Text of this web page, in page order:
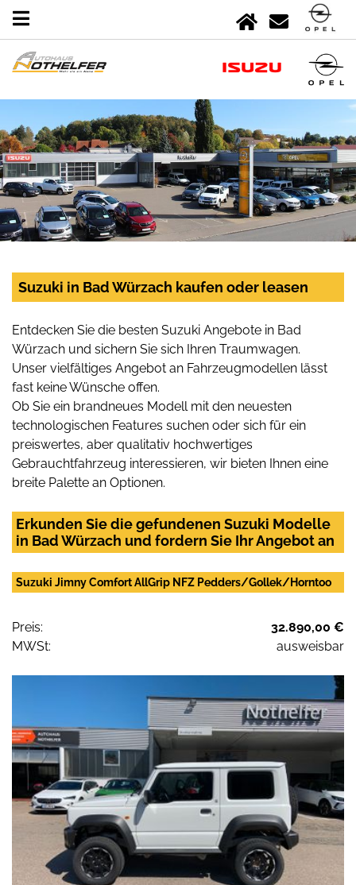
Suzuki in Bad Würzach kaufen oder leasen
Entdecken Sie die besten Suzuki Angebote in Bad
Würzach und sichern Sie sich Ihren Traumwagen.
Unser vielfältiges Angebot an Fahrzeugmodellen lässt
fast keine Wünsche offen.
Ob Sie ein brandneues Modell mit den neuesten
technologischen Features suchen oder sich für ein
preiswertes, aber qualitativ hochwertiges
Gebrauchtfahrzeug interessieren, wir bieten Ihnen eine
breite Palette an Optionen.
Erkunden Sie die gefundenen Suzuki Modelle
in Bad Würzach und fordern Sie Ihr Angebot an
Suzuki Jimny Comfort AllGrip NFZ Pedders/Gollek/Horntoo
Preis:
32.890,00 €
MWSt:
ausweisbar